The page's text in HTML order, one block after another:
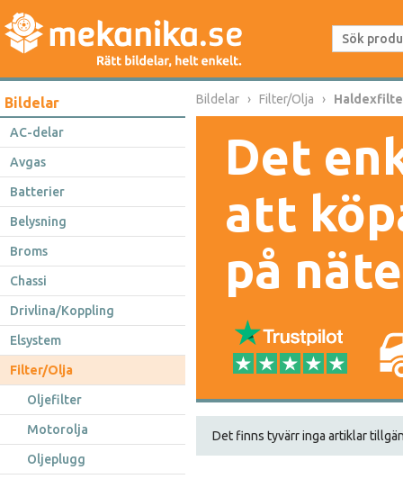
Bildelar
AC-delar
Avgas
Batterier
Belysning
Broms
Chassi
Drivlina/Koppling
Elsystem
Filter/Olja
Oljefilter
Motorolja
Oljeplugg
Bildelar Filter/Olja
Det
att
på
Det finns tyvärr inga artiklar